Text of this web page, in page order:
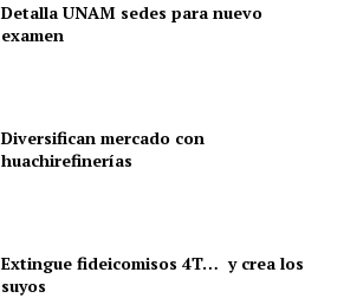
Detalla UNAM sedes para nuevo
examen
Diversifican mercado con
huachirefinerías
Extingue fideicomisos 4T… y crea los
suyos